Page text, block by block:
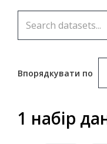
Впорядкувати по
1 набір